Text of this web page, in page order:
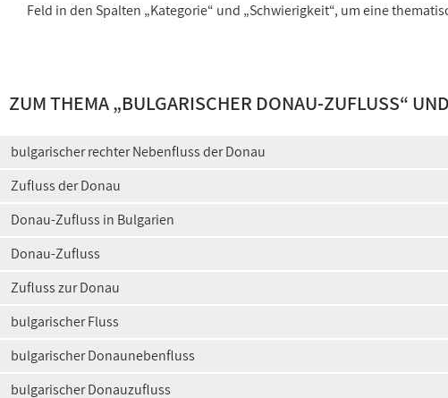
Feld in den Spalten „Kategorie“ und „Schwierigkeit“, um eine
ZUM THEMA „BULGARISCHER DONAU-ZUFLUSS“
bulgarischer rechter Nebenfluss der Donau
Zufluss der Donau
Donau-Zufluss in Bulgarien
Donau-Zufluss
Zufluss zur Donau
bulgarischer Fluss
bulgarischer Donaunebenfluss
bulgarischer Donauzufluss